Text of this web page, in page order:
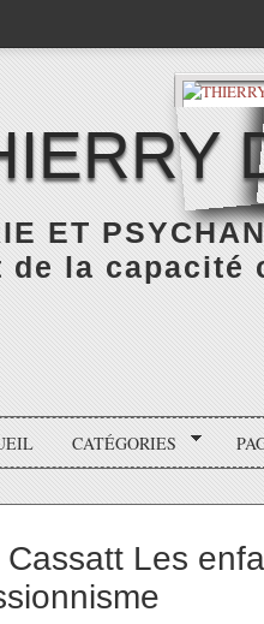
ET
de la
CATÉGORIES
Les